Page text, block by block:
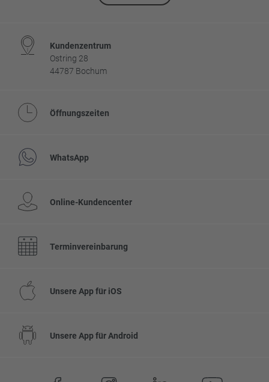
Kundenzentrum
Ostring 28
44787 Bochum
Öffnungszeiten
WhatsApp
Online-Kundencenter
Terminvereinbarung
Unsere App für iOS
Unsere App für Android